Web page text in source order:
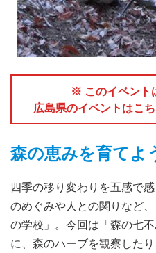
※ このイベント
広島県のイベントはこ
森の恵みを育てよ
四季の移り変わりを五感で
のめぐみや人との関りなど
の学校」。今回は「森の七
に、森のハーブを観察した